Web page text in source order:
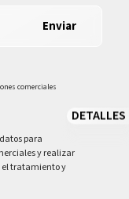
DETALLES
Enviar
comerciales
para
y realizar
el tratamiento y